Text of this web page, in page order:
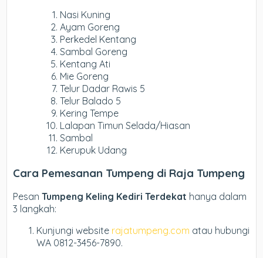
Nasi Kuning
Ayam Goreng
Perkedel Kentang
Sambal Goreng
Kentang Ati
Mie Goreng
Telur Dadar Rawis 5
Telur Balado 5
Kering Tempe
Lalapan Timun Selada/Hiasan
Sambal
Kerupuk Udang
Cara Pemesanan Tumpeng di Raja Tumpeng
PesanTumpeng Keling Kediri Terdekat hanya dalam
3 langkah:
Kunjungi website rajatumpeng.com atau hubungi
WA 0812-3456-7890.